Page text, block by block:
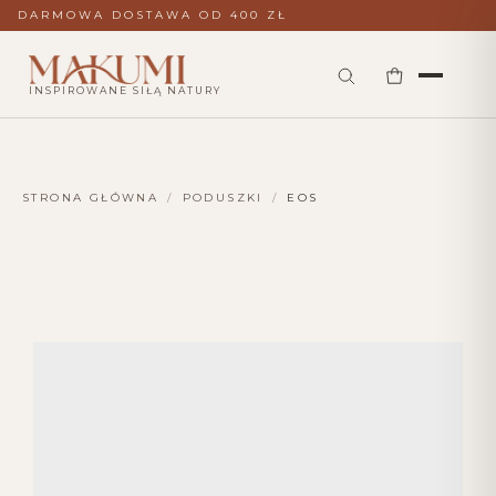
DARMOWA DOSTAWA OD 400 ZŁ
INSPIROWANE SIŁĄ NATURY
STRONA GŁÓWNA / PODUSZKI / EOS